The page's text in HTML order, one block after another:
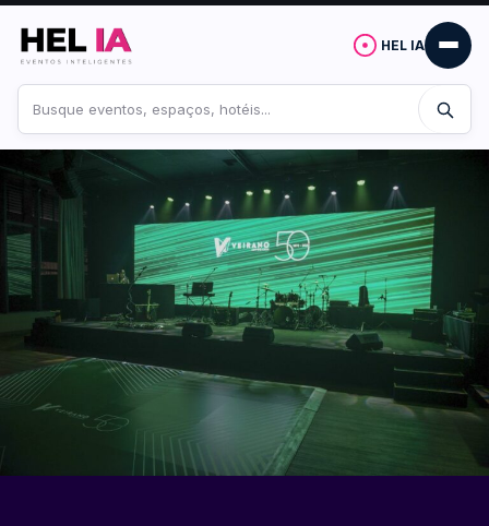
HEL IA
no
site